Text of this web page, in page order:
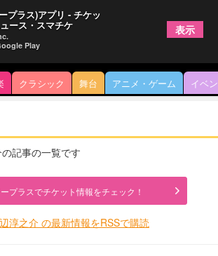
クラシック 舞台 アニメ・ゲーム イベ
記事の一覧です
プラスでチケット情報をチェック！
淳之介 の最新情報をRSSで購読
プラス)アプリ - チケッ
ース・スマチケ
Play
表示